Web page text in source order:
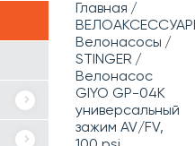
Главная
Велонасосы
STINGER
Велонасос
GIYO GP-04K
универсальный
зажим AV/FV,